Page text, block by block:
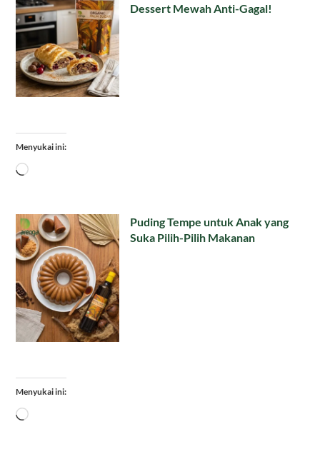
Dessert Mewah Anti-Gagal!
Menyukai ini:
Memuat...
Puding Tempe untuk Anak yang
Suka Pilih-Pilih Makanan
Menyukai ini:
Memuat...